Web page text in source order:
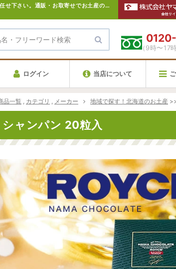
【ロイズ 生チョコレート シャンパン 20粒入】北海道のお土産なら新千歳空港のスカイショップにお任せ下さい。通販・お取寄せでお土産の買い忘れにも便利です。
（9時〜17
ログイン 当店について
品一覧 カテゴリ メーカー 地域で探す！北海道のお土産
ャンパン 20粒入